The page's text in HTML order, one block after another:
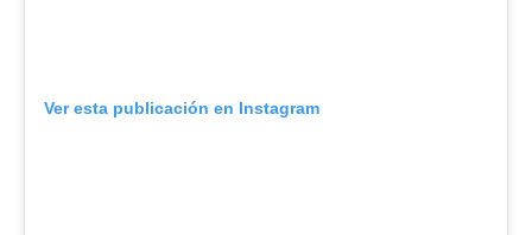
Ver esta publicación en Instagram